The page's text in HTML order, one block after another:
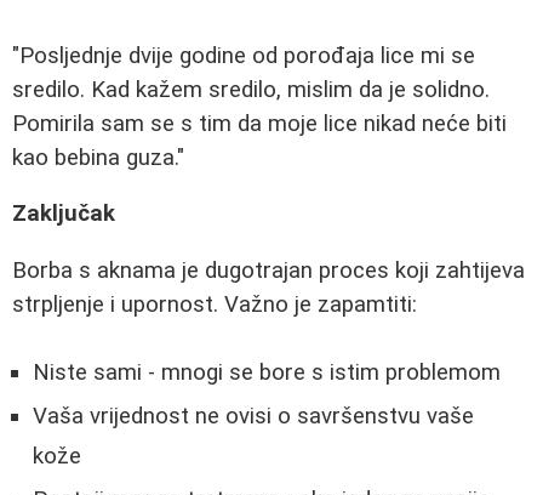
"Posljednje dvije godine od porođaja lice mi se
sredilo. Kad kažem sredilo, mislim da je solidno.
Pomirila sam se s tim da moje lice nikad neće biti
kao bebina guza."
Zaključak
Borba s aknama je dugotrajan proces koji zahtijeva
strpljenje i upornost. Važno je zapamtiti:
Niste sami - mnogi se bore s istim problemom
Vaša vrijednost ne ovisi o savršenstvu vaše
kože